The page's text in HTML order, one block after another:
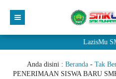
LazisMu SMK
Anda disini : Beranda- Tak
PENERIMAAN SISWA BARU